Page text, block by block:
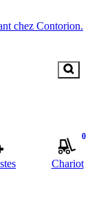
chez Contorion.
0
Chariot